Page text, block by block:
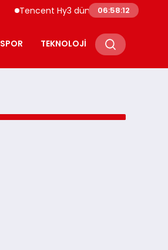
Tencent Hy3 dünya genelinde
06:58:12
SPOR TEKNOLOJI